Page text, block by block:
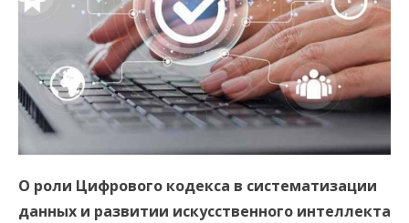
О роли Цифрового кодекса в систематизации
данных и развитии искусственного интеллекта